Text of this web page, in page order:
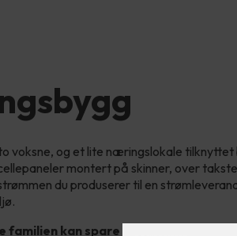
voksne, og et lite næringslokale tilknyttet
montert på skinner, over
du produserer til en
familien kan spare på solceller!